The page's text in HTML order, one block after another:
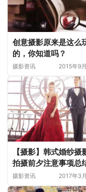
创意摄影原来是这么
的，你知道吗？
摄影资讯 2015年9
【摄影】韩式婚纱摄
拍摄前夕注意事项总
摄影资讯 2017年3